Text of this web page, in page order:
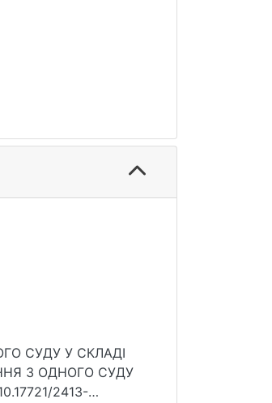
СУДУ У СКЛАДІ
З ОДНОГО СУДУ
2413-